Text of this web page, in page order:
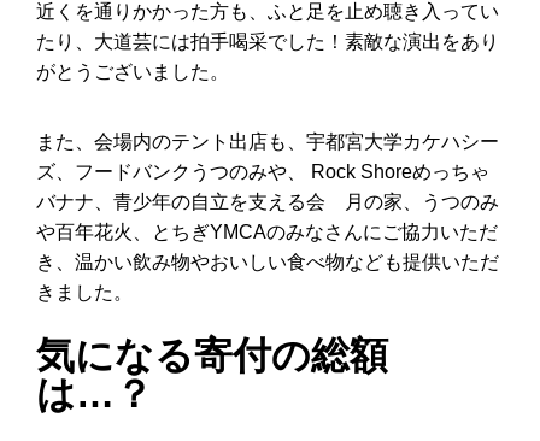
近くを通りかかった方も、ふと足を止め聴き入ってい
たり、大道芸には拍手喝采でした！素敵な演出をあり
がとうございました。
また、会場内のテント出店も、宇都宮大学カケハシー
ズ、フードバンクうつのみや、 Rock Shoreめっちゃ
バナナ、青少年の自立を支える会 月の家、うつのみ
や百年花火、とちぎYMCAのみなさんにご協力いただ
き、温かい飲み物やおいしい食べ物なども提供いただ
きました。
気になる寄付の総額
は…？